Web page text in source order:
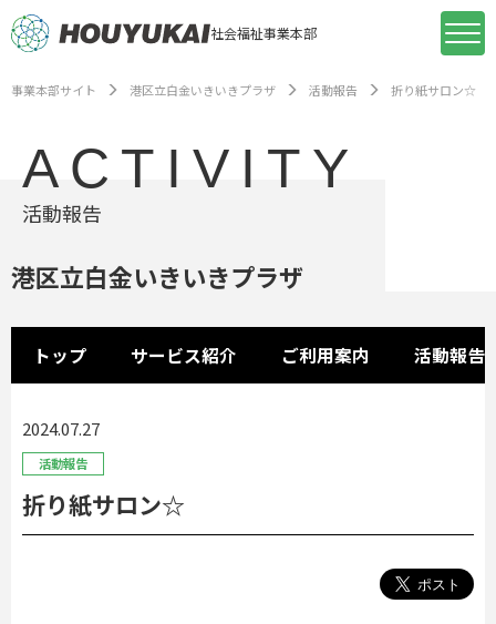
社会福祉事業本部
事業本部サイト 港区立白金いきいきプラザ 活動報告 折り紙サロン☆
ACTIVITY
活動報告
港区立白金いきいきプラザ
トップ サービス紹介 ご利用案内 活動報告
2024.07.27
活動報告
折り紙サロン☆